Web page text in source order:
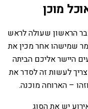
מוכן
הראשון שעולה לראש
שמישהו אחר מכין את
היישר אליכם הביתה
לעשות זה לסדר את
– הארוחה מוכנה.